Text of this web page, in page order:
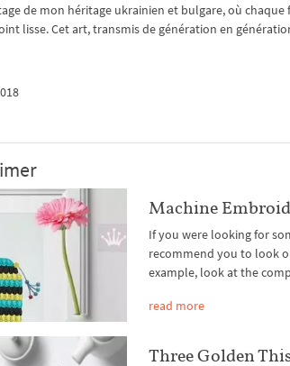
de mon héritage ukrainien et bulgare, où
lisse. Cet art, transmis de génération en
Machine
If you were looking for
recommend you to look
example, look at the
read more
Three Golden